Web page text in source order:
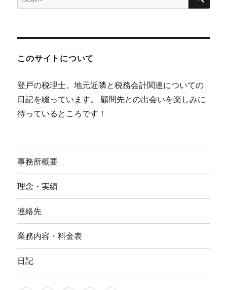
索:
このサイトについて
登戸の税理士。地元近隣と税務会計関連についての
日記を綴っています。 顧問先との出会いを楽しみに
待っているところです！
事務所概要
理念・実績
連絡先
業務内容・料金表
日記